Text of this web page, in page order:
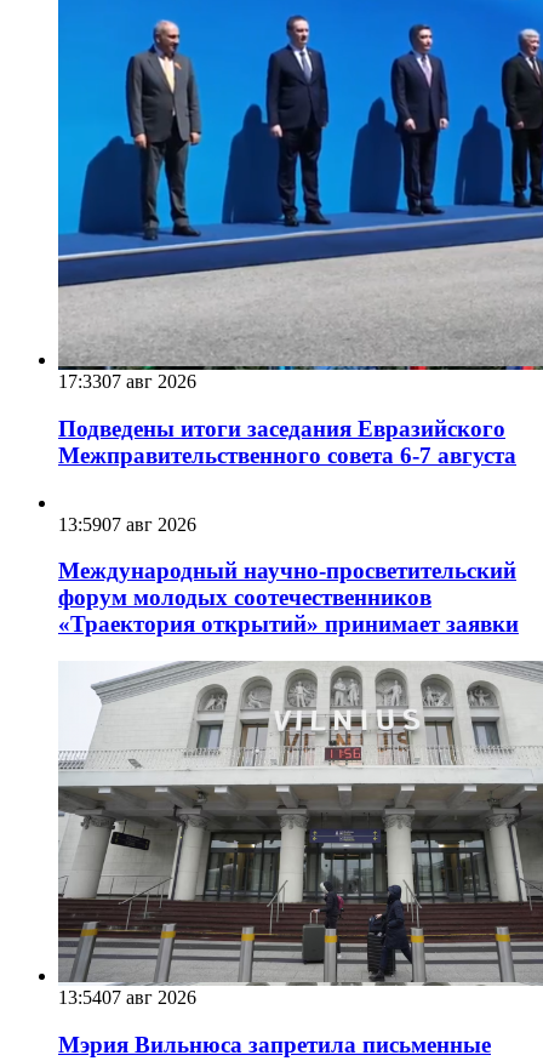
17:3307 авг 2026
Подведены итоги заседания Евразийского
Межправительственного совета 6-7 августа
13:5907 авг 2026
Международный научно-просветительский
форум молодых соотечественников
«Траектория открытий» принимает заявки
13:5407 авг 2026
Мэрия Вильнюса запретила письменные